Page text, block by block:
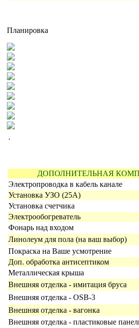
Планировка
.
ДОПОЛНИТЕЛЬНАЯ
Электропроводка в кабель канале
Установка УЗО (25А)
Установка счетчика
Электрообогреватель
Фонарь над входом
Линолеум для пола (на ваш выбор)
Покраска на Ваше усмотрение
Доп. обработка антисептиком
Металлическая крыша
Внешняя отделка - имитация бруса
Внешняя отделка - OSB-3
Внешняя отделка - вагонка
Внешняя отделка - пластиковые